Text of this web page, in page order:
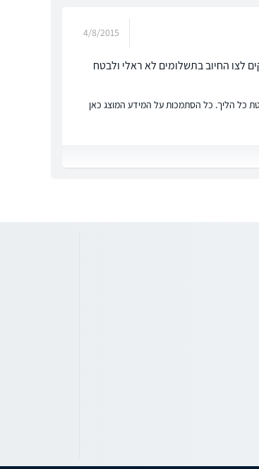
4/8/2015
לצו החיוב בתשלומים לא ראלי ולבטח
כל הליך. כל הסתמכות על המידע המוצג כאן